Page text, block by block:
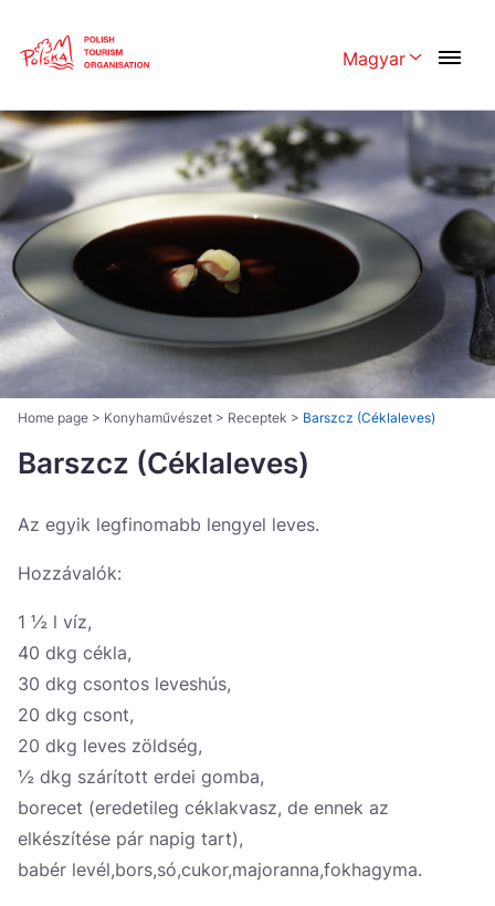
Magyar
Polski English
Česká 中国
Dansk Deutschland
Español Français
Italiano Magyar
Nederlands
Português Norsk
Suomi Svenska
Zamknij
Home page > Konyhaművészet > Receptek > Barszcz (Céklaleves)
Barszcz (Céklaleves)
Az egyik legfinomabb lengyel leves.
Hozzávalók:
1 ½ l víz,
40 dkg cékla,
30 dkg csontos leveshús,
20 dkg csont,
20 dkg leves zöldség,
½ dkg szárított erdei gomba,
borecet (eredetileg céklakvasz, de ennek az
elkészítése pár napig tart),
babér levél,bors,só,cukor,majoranna,fokhagyma.